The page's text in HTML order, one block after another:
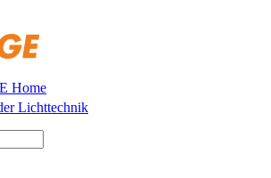
Home
Lichttechnik